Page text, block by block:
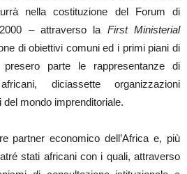
nella costituzione del Forum di
– attraverso la First Ministerial
di obiettivi comuni ed i primi piani di
presero parte le rappresentanze di
diciassette organizzazioni
mondo imprenditoriale.
partner economico dell’Africa e, più
stati africani con i quali, attraverso